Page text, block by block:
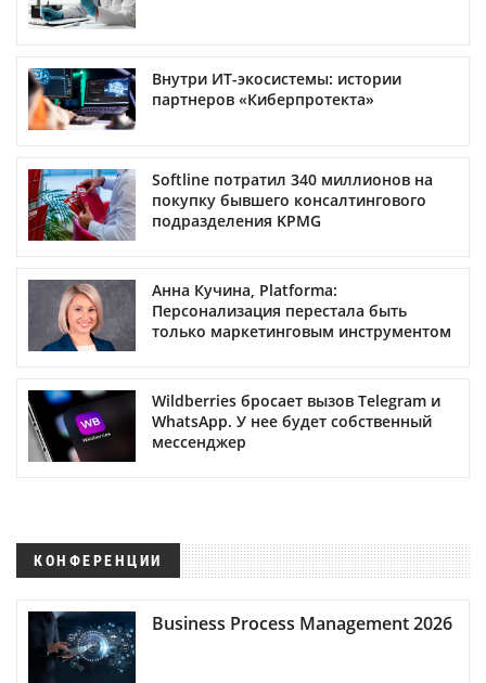
Внутри ИТ-экосистемы: истории
партнеров «Киберпротекта»
Softline потратил 340 миллионов на
покупку бывшего консалтингового
подразделения KPMG
Анна Кучина, Platforma:
Персонализация перестала быть
только маркетинговым инструментом
Wildberries бросает вызов Telegram и
WhatsApp. У нее будет собственный
мессенджер
КОНФЕРЕНЦИИ
Business Process Management 2026